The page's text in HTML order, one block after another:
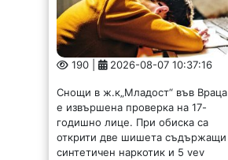
190 | 2026-08-07 10:37:16
Снощи в ж.к„Младост“ във Враца
е извършена проверка на 17-
годишно лице. При обиска са
открити две шишета съдържащи
синтетичен наркотик и 5 vev